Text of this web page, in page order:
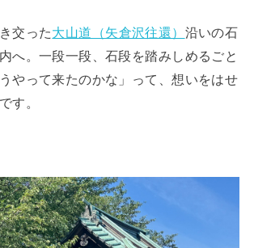
交った大山道（矢倉沢往還） 沿いの石
へ。一段一段、石段を踏みしめるごと
やって来たのかな」って、想いをはせ
す。